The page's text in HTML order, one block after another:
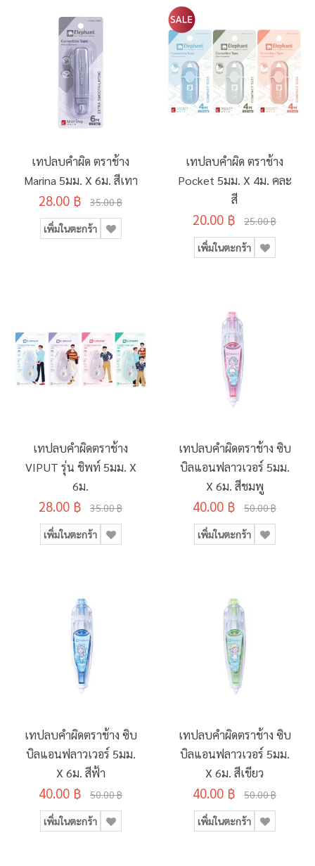
เทปลบคำผิด ตราช้าง
Marina 5มม. X 6ม. สีเทา
28.00 ฿ 35.00 ฿
เพิ่มในตะกร้า
เทปลบคำผิด ตราช้าง
Pocket 5มม. X 4ม. คละ
สี
20.00 ฿ 25.00 ฿
เพิ่มในตะกร้า
เทปลบคำผิดตราช้าง
VIPUT รุ่น ชิพท์ 5มม. X
6ม.
28.00 ฿ 35.00 ฿
เพิ่มในตะกร้า
เทปลบคำผิดตราช้าง ซิบ
บิลแอนฟลาวเวอร์ 5มม.
X 6ม. สีชมพู
40.00 ฿ 50.00 ฿
เพิ่มในตะกร้า
เทปลบคำผิดตราช้าง ซิบ
บิลแอนฟลาวเวอร์ 5มม.
X 6ม. สีฟ้า
40.00 ฿ 50.00 ฿
เพิ่มในตะกร้า
เทปลบคำผิดตราช้าง ซิบ
บิลแอนฟลาวเวอร์ 5มม.
X 6ม. สีเขียว
40.00 ฿ 50.00 ฿
เพิ่มในตะกร้า